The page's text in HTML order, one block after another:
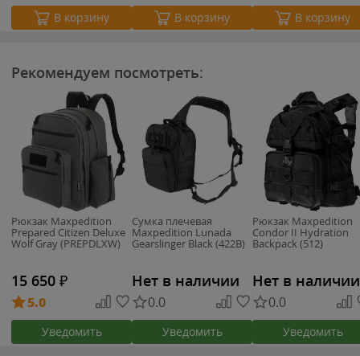
В корзину В корзину В корзину
Рекомендуем посмотреть:
Рюкзак Maxpedition
Prepared Citizen Deluxe
Wolf Gray (PREPDLXW)
15 650 ₽
5.0
Уведомить
Сумка плечевая
Maxpedition Lunada
Gearslinger Black (422B)
Нет в наличии
0.0
Уведомить
Рюкзак Maxpedition
Condor II Hydration
Backpack (512)
Нет в наличии
0.0
Уведомить